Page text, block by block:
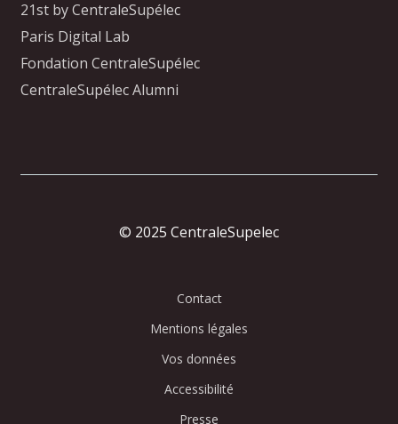
21st by CentraleSupélec
Paris Digital Lab
Fondation CentraleSupélec
CentraleSupélec Alumni
© 2025 CentraleSupelec
Contact
Mentions légales
Vos données
Accessibilité
Presse